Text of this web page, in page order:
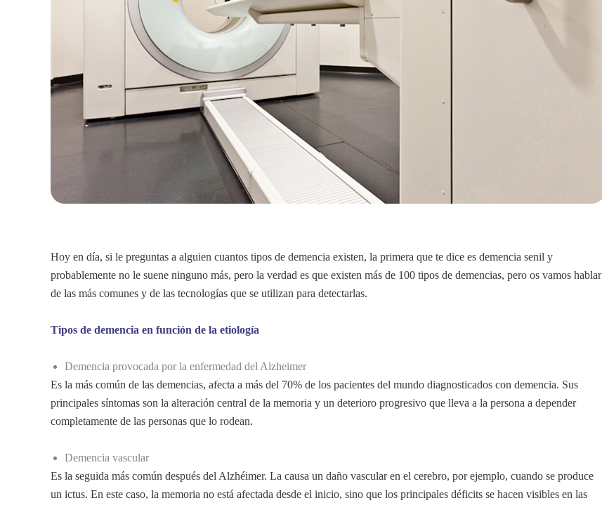
Hoy en día, si le preguntas a alguien cuantos tipos de demencia existen, la primera que te dice es demencia senil y
probablemente no le suene ninguno más, pero la verdad es que existen más de 100 tipos de demencias, pero os vamos hablar
de las más comunes y de las tecnologías que se utilizan para detectarlas.
Tipos de demencia en función de la etiología
Demencia provocada por la enfermedad del Alzheimer
Es la más común de las demencias, afecta a más del 70% de los pacientes del mundo diagnosticados con demencia. Sus
principales síntomas son la alteración central de la memoria y un deterioro progresivo que lleva a la persona a depender
completamente de las personas que lo rodean.
Demencia vascular
Es la seguida más común después del Alzhéimer. La causa un daño vascular en el cerebro, por ejemplo, cuando se produce
un ictus. En este caso, la memoria no está afectada desde el inicio, sino que los principales déficits se hacen visibles en las